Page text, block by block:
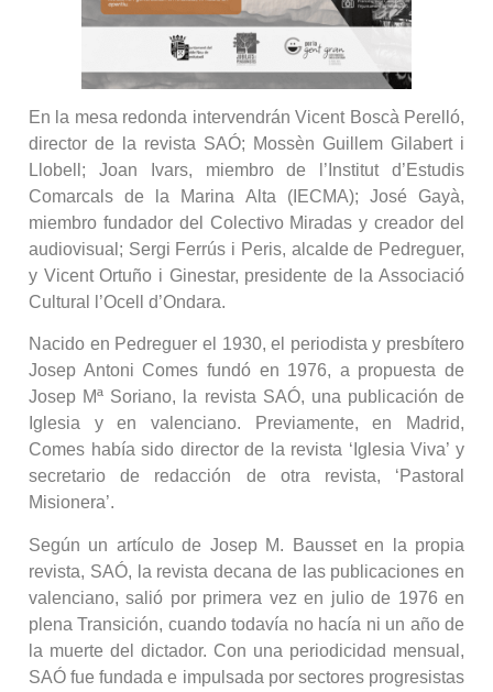
En la mesa redonda intervendrán Vicent Boscà Perelló,
director de la revista SAÓ; Mossèn Guillem Gilabert i
Llobell; Joan Ivars, miembro de l’Institut d’Estudis
Comarcals de la Marina Alta (IECMA); José Gayà,
miembro fundador del Colectivo Miradas y creador del
audiovisual; Sergi Ferrús i Peris, alcalde de Pedreguer,
y Vicent Ortuño i Ginestar, presidente de la Associació
Cultural l’Ocell d’Ondara.
Nacido en Pedreguer el 1930, el periodista y presbítero
Josep Antoni Comes fundó en 1976, a propuesta de
Josep Mª Soriano, la revista SAÓ, una publicación de
Iglesia y en valenciano. Previamente, en Madrid,
Comes había sido director de la revista ‘Iglesia Viva’ y
secretario de redacción de otra revista, ‘Pastoral
Misionera’.
Según un artículo de Josep M. Bausset en la propia
revista, SAÓ, la revista decana de las publicaciones en
valenciano, salió por primera vez en julio de 1976 en
plena Transición, cuando todavía no hacía ni un año de
la muerte del dictador. Con una periodicidad mensual,
SAÓ fue fundada e impulsada por sectores progresistas